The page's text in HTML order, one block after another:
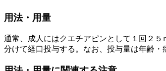
用法・用量
通常、成人にはクエチアピンとして１回２
分けて経口投与する。なお、投与量は年齢